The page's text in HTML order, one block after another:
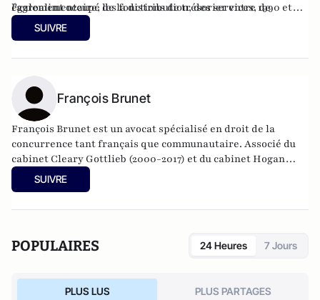
l'agroalimentaire, de la distribution, des services, de
l'énergie et des médias, notamment pour des sociétés et
groupes du CAC 40.​
également occupé les fonctions de trésorier entre 1990 et
2002. Il est membre fondateur de l'UDI et a présidé la très
puissante fédération de Paris de l'UDI jusqu'en 2014.
SUIVRE
François Brunet
François Brunet est un avocat spécialisé en droit de la
concurrence tant français que communautaire. Associé du
cabinet Cleary Gottlieb (2000-2017) et du cabinet Hogan
Lovells (2017-2021), il a également enseigné le droit de la
concurrence à l’Université Paris 5 – René Descartes. Il est
SUIVRE
POPULAIRES 24 Heures 7 Jours
PLUS LUS PLUS PARTAGES